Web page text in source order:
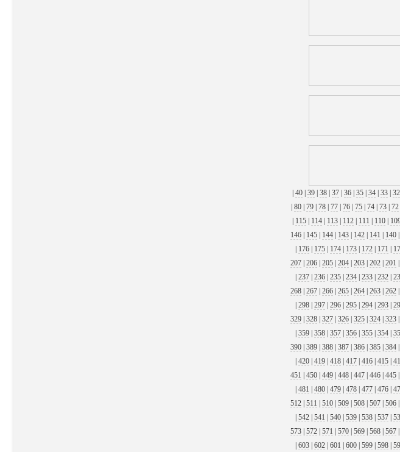
|
32
|
33
|
34
|
35
|
36
|
37
|
38
|
39
|
40
|
72
|
73
|
74
|
75
|
76
|
77
|
78
|
79
|
80
|
110
111
|
112
|
113
|
114
|
115
140
141
142
143
144
145
146
171
172
173
174
175
176
201
|
202
|
203
|
204
|
205
|
206
|
207
|
232
|
233
|
234
|
235
|
236
|
237
|
262
|
263
|
264
|
265
|
266
|
267
|
268
|
293
|
294
|
295
|
296
|
297
|
298
|
323
|
324
|
325
|
326
|
327
|
328
|
329
|
354
|
355
|
356
|
357
|
358
|
359
|
384
|
385
|
386
|
387
|
388
|
389
|
390
|
415
|
416
|
417
|
418
|
419
|
420
|
445
|
446
|
447
|
448
|
449
|
450
|
451
|
476
|
477
|
478
|
479
|
480
|
481
|
506
|
507
|
508
|
509
|
510
|
511
|
512
|
537
|
538
|
539
|
540
|
541
|
542
|
567
|
568
|
569
|
570
|
571
|
572
|
573
|
598
|
599
|
600
|
601
|
602
|
603
|